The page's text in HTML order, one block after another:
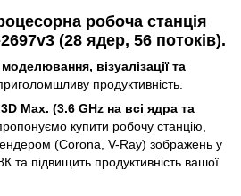
робоча станція
(28 ядер, 56 потоків).
візуалізації та
продуктивність.
Max. (3.6 GHz на всі ядра та
купити робочу станцію,
(Corona, V-Ray) зображень у
та підвищить продуктивність вашої